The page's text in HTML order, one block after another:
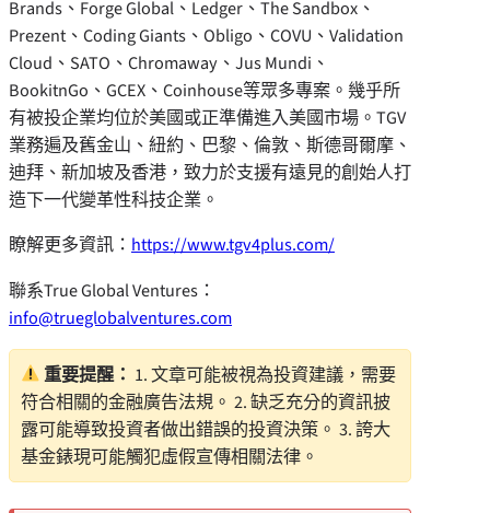
Brands、Forge Global、Ledger、The Sandbox、
Prezent、Coding Giants、Obligo、COVU、Validation
Cloud、SATO、Chromaway、Jus Mundi、
BookitnGo、GCEX、Coinhouse等眾多專案。幾乎所
有被投企業均位於美國或正準備進入美國市場。TGV
業務遍及舊金山、紐約、巴黎、倫敦、斯德哥爾摩、
迪拜、新加坡及香港，致力於支援有遠見的創始人打
造下一代變革性科技企業。
瞭解更多資訊： https://www.tgv4plus.com/
聯系True Global Ventures：
info@trueglobalventures.com
重要提醒： 1. 文章可能被視為投資建議，需要
符合相關的金融廣告法規。 2. 缺乏充分的資訊披
露可能導致投資者做出錯誤的投資決策。 3. 誇大
基金錶現可能觸犯虛假宣傳相關法律。